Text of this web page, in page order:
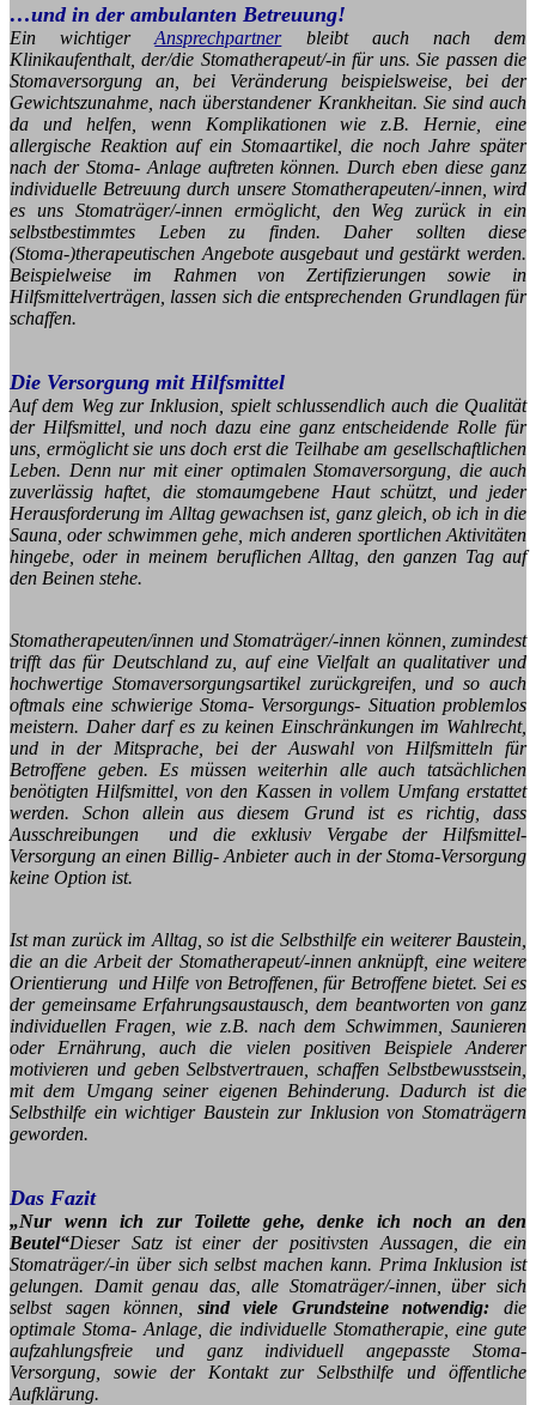
…und in der ambulanten Betreuung!
Ein wichtigerAnsprechpartnerbleibt auch nach dem
Klinikaufenthalt, der/die Stomatherapeut/-in für uns. Sie passen die
Stomaversorgung an, bei Veränderung beispielsweise, bei der
Gewichtszunahme, nach überstandener Krankheitan. Sie sind auch
da und helfen, wenn Komplikationen wie z.B. Hernie, eine
allergische Reaktion auf ein Stomaartikel, die noch Jahre später
nach der Stoma- Anlage auftreten können. Durch eben diese ganz
individuelle Betreuung durch unsere Stomatherapeuten/-innen, wird
es uns Stomaträger/-innen ermöglicht, den Weg zurück in ein
selbstbestimmtes Leben zu finden. Daher sollten diese
(Stoma-)therapeutischen Angebote ausgebaut und gestärkt werden.
Beispielweise im Rahmen von Zertifizierungen sowie in
Hilfsmittelverträgen, lassen sich die entsprechenden Grundlagen für
schaffen.
Die Versorgung mit Hilfsmittel
Auf dem Weg zur Inklusion, spielt schlussendlich auch die Qualität
der Hilfsmittel, und noch dazu eine ganz entscheidende Rolle für
uns, ermöglicht sie uns doch erst die Teilhabe am gesellschaftlichen
Leben. Denn nur mit einer optimalen Stomaversorgung, die auch
zuverlässig haftet, die stomaumgebene Haut schützt, und jeder
Herausforderung im Alltag gewachsen ist, ganz gleich, ob ich in die
Sauna, oder schwimmen gehe, mich anderen sportlichen Aktivitäten
hingebe, oder in meinem beruflichen Alltag, den ganzen Tag auf
den Beinen stehe.
Stomatherapeuten/innen und Stomaträger/-innen können, zumindest
trifft das für Deutschland zu, auf eine Vielfalt an qualitativer und
hochwertige Stomaversorgungsartikel zurückgreifen, und so auch
oftmals eine schwierige Stoma- Versorgungs- Situation problemlos
meistern. Daher darf es zu keinen Einschränkungen im Wahlrecht,
und in der Mitsprache, bei der Auswahl von Hilfsmitteln für
Betroffene geben. Es müssen weiterhin alle auch tatsächlichen
benötigten Hilfsmittel, von den Kassen in vollem Umfang erstattet
werden. Schon allein aus diesem Grund ist es richtig, dass
Ausschreibungen und die exklusiv Vergabe der Hilfsmittel-
Versorgung an einen Billig- Anbieter auch in der Stoma-Versorgung
keine Option ist.
Ist man zurück im Alltag, so ist die Selbsthilfe ein weiterer Baustein,
die an die Arbeit der Stomatherapeut/-innen anknüpft, eine weitere
Orientierung und Hilfe von Betroffenen, für Betroffene bietet. Sei es
der gemeinsame Erfahrungsaustausch, dem beantworten von ganz
individuellen Fragen, wie z.B. nach dem Schwimmen, Saunieren
oder Ernährung, auch die vielen positiven Beispiele Anderer
motivieren und geben Selbstvertrauen, schaffen Selbstbewusstsein,
mit dem Umgang seiner eigenen Behinderung. Dadurch ist die
Selbsthilfe ein wichtiger Baustein zur Inklusion von Stomaträgern
geworden.
Das Fazit
„Nur wenn ich zur Toilette gehe, denke ich noch an den
Beutel“Dieser Satz ist einer der positivsten Aussagen, die ein
Stomaträger/-in über sich selbst machen kann. Prima Inklusion ist
gelungen. Damit genau das, alle Stomaträger/-innen, über sich
selbst sagen können, sind viele Grundsteine notwendig:die
optimale Stoma- Anlage, die individuelle Stomatherapie, eine gute
aufzahlungsfreie und ganz individuell angepasste Stoma-
Versorgung, sowie der Kontakt zur Selbsthilfe und öffentliche
Aufklärung.